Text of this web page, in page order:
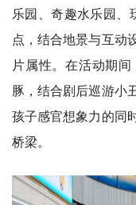
乐园、奇趣水乐园、
点，结合地景与互动
片属性。在活动期
豚，结合剧后巡游小
孩子感官想象力的同
桥梁。